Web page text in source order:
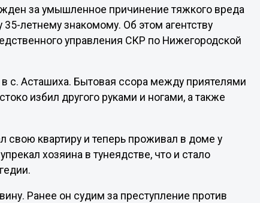
за умышленное причинение тяжкого вреда
летнему знакомому. Об этом агентству
управления СКР по Нижегородской
с. Асташиха. Бытовая ссора между приятелями
избил другого руками и ногами, а также
свою квартиру и теперь проживал в доме у
хозяина в тунеядстве, что и стало
Ранее он судим за преступление против